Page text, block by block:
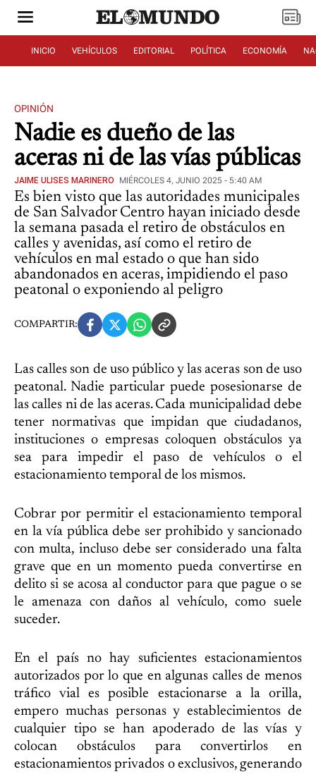
INICIO VEHÍCULOS EDITORIAL POLÍTICA ECONOMÍA
OPINIÓN
Nadie es dueño de las
aceras ni de las vías públicas
JAIME ULISES MARINERO MIÉRCOLES 4, JUNIO 2025 - 5:40 AM
Es bien visto que las autoridades municipales
de San Salvador Centro hayan iniciado desde
la semana pasada el retiro de obstáculos en
calles y avenidas, así como el retiro de
vehículos en mal estado o que han sido
abandonados en aceras, impidiendo el paso
peatonal o exponiendo al peligro
COMPARTIR:
Las calles son de uso público y las aceras son de uso
peatonal. Nadie particular puede posesionarse de
las calles ni de las aceras. Cada municipalidad debe
tener normativas que impidan que ciudadanos,
instituciones o empresas coloquen obstáculos ya
sea para impedir el paso de vehículos o el
estacionamiento temporal de los mismos.
Cobrar por permitir el estacionamiento temporal
en la vía pública debe ser prohibido y sancionado
con multa, incluso debe ser considerado una falta
grave que en un momento pueda convertirse en
delito si se acosa al conductor para que pague o se
le amenaza con daños al vehículo, como suele
suceder.
En el país no hay suficientes estacionamientos
autorizados por lo que en algunas calles de menos
tráfico vial es posible estacionarse a la orilla,
empero muchas personas y establecimientos de
cualquier tipo se han apoderado de las vías y
colocan obstáculos para convertirlos en
estacionamientos privados o exclusivos, generando